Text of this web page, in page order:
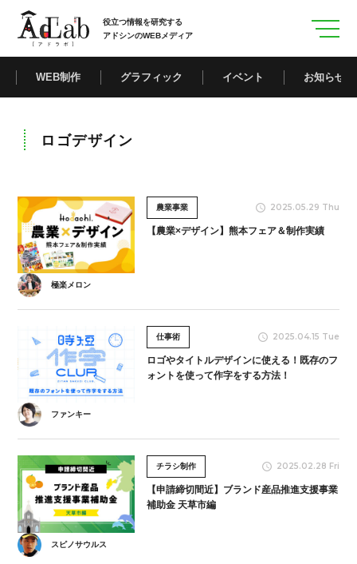
役立つ情報を研究する
アドシンのWEBメディア
WEB制作 グラフィック イベント お知らせ
ロゴデザイン
農業事業 2025.05.29 Thu
【農業×デザイン】熊本フェア＆制作実績
極楽メロン
仕事術 2025.04.15 Tue
ロゴやタイトルデザインに使える！既存のフ
ォントを使って作字をする方法！
ファンキー
チラシ制作 2025.02.28 Fri
【申請締切間近】ブランド産品推進支援事業
補助金 天草市編
スピノサウルス